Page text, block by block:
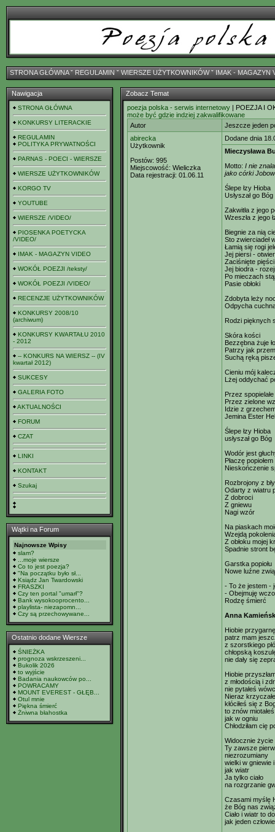
STRONA GŁÓWNAˇ REGULAMIN ˇ WIERSZE UŻYTKOWNIKÓWˇ IMAK - MAGAZYN
Nawigacja
STRONA GŁÓWNA
KONKURSY LITERACKIE
REGULAMIN
POLITYKA PRYWATNOŚCI
PARNAS - POECI - WIERSZE
WIERSZE UŻYTKOWNIKÓW
KORGO TV
YOUTUBE
WIERSZE /VIDEO/
PIOSENKA POETYCKA
/VIDEO/
IMAK - MAGAZYN VIDEO
WOKÓŁ POEZJI /teksty/
WOKÓŁ POEZJI /VIDEO/
RECENZJE UŻYTKOWNIKÓW
KONKURSY 2008/10
(archiwum)
KONKURSY KWARTAŁU 2010
- 2012
-- KONKURS NA WIERSZ -- (IV
kwartał 2012)
SUKCESY
GALERIA FOTO
AKTUALNOŚCI
FORUM
CZAT
LINKI
KONTAKT
Szukaj
Wątki na Forum
Najnowsze Wpisy
slam?
...moje wiersze
Co to jest poezja?
"Na początku było sł...
Ksiądz Jan Twardowski
FRASZKI
Czy ten portal "umarł"?
Bank wysokooprocento...
playlista- niezapomn...
Czy są przechowywane...
Ostatnio dodane Wiersze
ŚNIEŻKA
prognoza wskrzeszeni...
Bukolik 2026
to wyjście
Badania naukowców po...
POWRACAMY
MOUNT EVEREST - GŁĘB...
Otul mnie
Piękna śmierć
Żniwna błahostka
Zobacz Temat
poezja polska - serwis internetowy | POEZJA I
może być gdzie indziej zakwalifikowane
Autor
Jeszcze jeden
abirecka
Użytkownik
Postów: 995
Miejscowość: Wieliczka
Data rejestracji: 01.06.11
Dodane dnia
Mieczysława
Motto: I nie
jako córki
Ślepe łzy Hioba
Usłyszał go Bóg
Zakwitła z jego
Wzeszła z jego
Biegnie za nią
Sto zwierciadeł
Łamią się rogi
Jej piersi -
Zaciśnięte pięści
Jej biodra -
Po mieczach
Pasie obłoki
Zdobyta leży
Odpycha
Rodzi pięknych
Skóra kości
Bezzębna żuje
Patrzy jak
Suchą ręką
Cieniu mój
Lżej oddychać
Przez
Przez zielone
Idzie z
Jemina Ester
Ślepe łzy Hioba
usłyszał go Bóg
Wodór jest
Płaczę popiołem
Nieskończenie
Rozbrojony z
Odarty z wiatru
Z dobroci
Z gniewu
Nagi wzór
Na piaskach
Wzejdą
Z obłoku mojej
Spadnie stront
Garstka popiołu
Nowe luźne
- To że jestem -
- Obejmuję
Rodzę śmierć
Anna
Hiobie
patrz mam
z szorstkiego
chłopską
nie dały się
Hiobie
z młodością i
nie pytałeś
Nieraz
kłóciłeś się z
to znów
jak w ogniu
Chłodziłam cię
Widocznie
Ty zawsze
niezrozumiany
wielki w gniewie
jak wiatr
Ja tylko ciało
na rozgrzanie
Czasami myślę
że Bóg nas
Ciało i wiatr to
jak jeden